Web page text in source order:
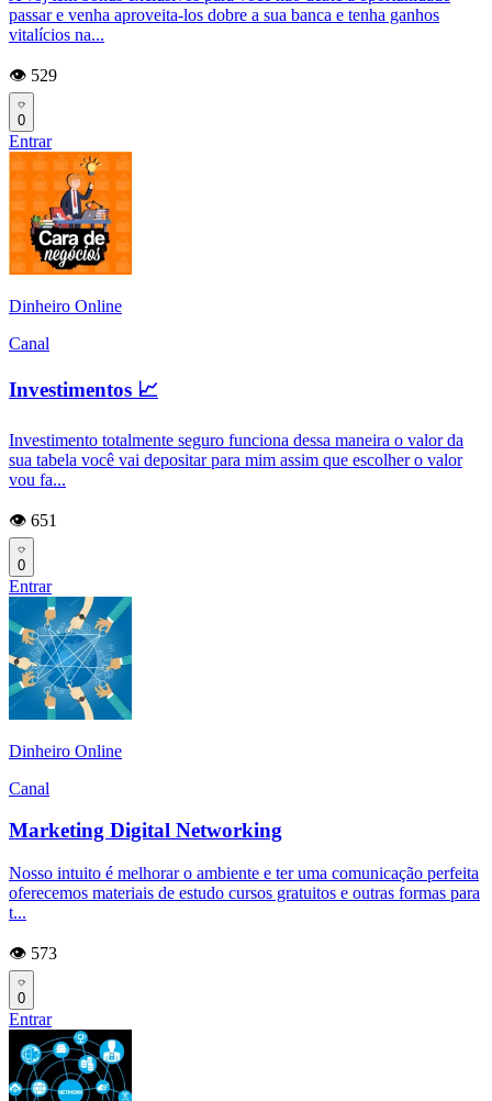
passar e venha aproveita-los dobre a sua banca e tenha ganhos
vitalícios na...
👁️ 529
0
Entrar
Dinheiro Online
Canal
Investimentos 📈
Investimento totalmente seguro funciona dessa maneira o valor da
sua tabela você vai depositar para mim assim que escolher o valor
vou fa...
👁️ 651
0
Entrar
Dinheiro Online
Canal
Marketing Digital Networking
Nosso intuito é melhorar o ambiente e ter uma comunicação perfeita
oferecemos materiais de estudo cursos gratuitos e outras formas para
t...
👁️ 573
0
Entrar